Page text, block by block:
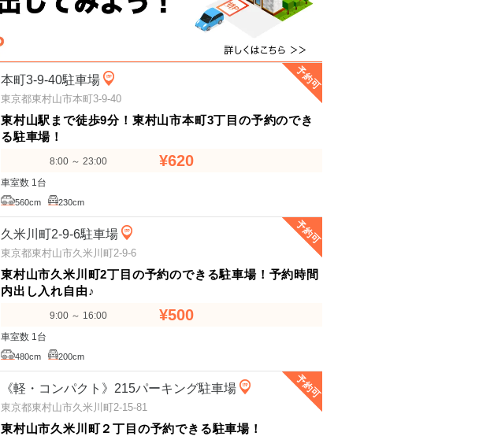
予約可
本町3-9-40駐車場
東京都東村山市本町3-9-40
東村山駅まで徒歩9分！東村山市本町3丁目の予約のでき
る駐車場！
8:00 ～ 23:00 ¥620
車室数 1台
560cm 230cm
予約可
久米川町2-9-6駐車場
東京都東村山市久米川町2-9-6
東村山市久米川町2丁目の予約のできる駐車場！予約時間
内出し入れ自由♪
9:00 ～ 16:00 ¥500
車室数 1台
480cm 200cm
予約可
《軽・コンパクト》215パーキング駐車場
東京都東村山市久米川町2-15-81
東村山市久米川町２丁目の予約できる駐車場！